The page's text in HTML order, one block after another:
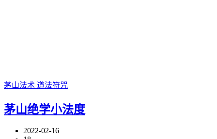
茅山法术 道法符咒
茅山绝学小法度
2022-02-16